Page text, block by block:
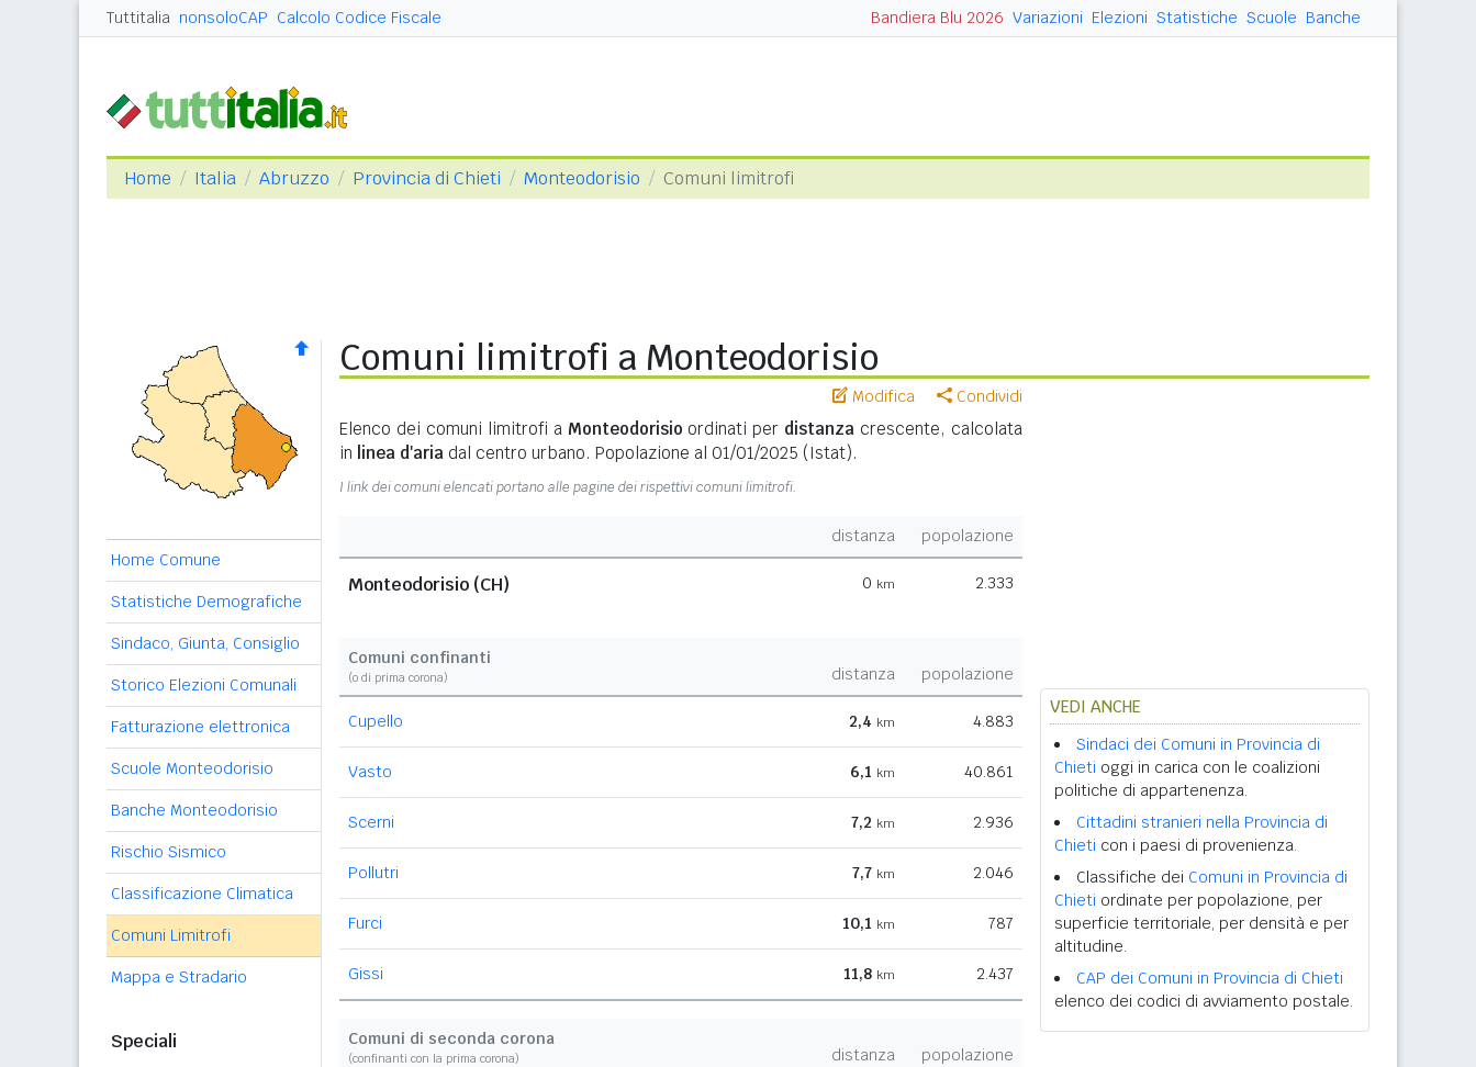
Tuttitalia nonsoloCAP Calcolo Codice Fiscale Bandiera Blu 2026 Variazioni Elezioni Statistiche Scuole Banche
Home Italia Abruzzo Provincia di Chieti Monteodorisio Comuni limitrofi
Home Comune
Statistiche Demografiche
Sindaco, Giunta, Consiglio
Storico Elezioni Comunali
Fatturazione elettronica
Scuole Monteodorisio
Banche Monteodorisio
Rischio Sismico
Classificazione Climatica
Comuni Limitrofi
Mappa e Stradario
Speciali
Comuni limitrofi a Monteodorisio
Modifica Condividi
Elenco dei comuni limitrofi a Monteodorisio ordinati per distanza crescente, calcolata
in linea d'aria dal centro urbano. Popolazione al 01/01/2025 (Istat).
I link dei comuni elencati portano alle pagine dei rispettivi comuni limitrofi.
distanza popolazione
Monteodorisio (CH) 0 km 2.333
Comuni confinanti
(o di prima corona) distanza popolazione
Cupello 2,4 km 4.883
Vasto 6,1 km 40.861
Scerni 7,2 km 2.936
Pollutri 7,7 km 2.046
Furci 10,1 km 787
Gissi 11,8 km 2.437
Comuni di seconda corona
(confinanti con la prima corona) distanza popolazione
VEDI ANCHE
Sindaci dei Comuni in Provincia di
Chieti oggi in carica con le coalizioni
politiche di appartenenza.
Cittadini stranieri nella Provincia di
Chieti con i paesi di provenienza.
Classifiche dei Comuni in Provincia di
Chieti ordinate per popolazione, per
superficie territoriale, per densità e per
altitudine.
CAP dei Comuni in Provincia di Chieti
elenco dei codici di avviamento postale.